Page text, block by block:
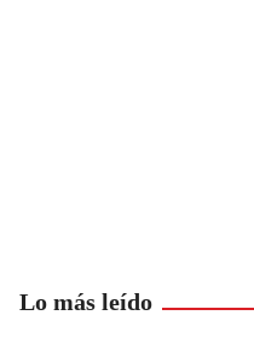
Lo más leído